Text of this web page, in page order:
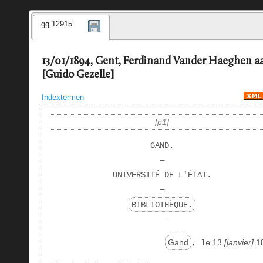
gg.12915
13/01/1894, Gent, Ferdinand Vander Haeghen
[Guido Gezelle]
Indextermen
p1
GAND.
—
UNIVERSITÉ DE L'ÉTAT.
—
BIBLIOTHÈQUE.
—
Gand , le13 janvier